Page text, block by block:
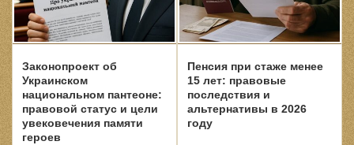
Законопроект об
Украинском
национальном пантеоне:
правовой статус и цели
увековечения памяти
героев
Пенсия при стаже менее
15 лет: правовые
последствия и
альтернативы в 2026
году